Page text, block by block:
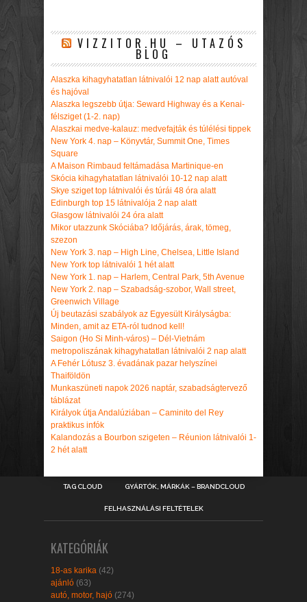
VIZZITOR.HU – UTAZÓS
BLOG
Alaszka kihagyhatatlan látnivalói 12 nap alatt autóval
és hajóval
Alaszka legszebb útja: Seward Highway és a Kenai-
félsziget (1-2. nap)
Alaszkai medve-kalauz: medvefajták és túlélési tippek
New York 4. nap – Könyvtár, Summit One, Times
Square
A Maison Rimbaud feltámadása Martinique-en
Skócia kihagyhatatlan látnivalói 10-12 nap alatt
Skye sziget top látnivalói és túrái 48 óra alatt
Edinburgh top 15 látnivalója 2 nap alatt
Glasgow látnivalói 24 óra alatt
Mikor utazzunk Skóciába? Időjárás, árak, tömeg,
szezon
New York 3. nap – High Line, Chelsea, Little Island
New York top látnivalói 1 hét alatt
New York 1. nap – Harlem, Central Park, 5th Avenue
New York 2. nap – Szabadság-szobor, Wall street,
Greenwich Village
Új beutazási szabályok az Egyesült Királyságba:
Minden, amit az ETA-ról tudnod kell!
Saigon (Ho Si Minh-város) – Dél-Vietnám
metropoliszának kihagyhatatlan látnivalói 2 nap alatt
A Fehér Lótusz 3. évadának pazar helyszínei
Thaiföldön
Munkaszüneti napok 2026 naptár, szabadságtervező
táblázat
Királyok útja Andalúziában – Caminito del Rey
praktikus infók
Kalandozás a Bourbon szigeten – Réunion látnivalói 1-
2 hét alatt
TAG CLOUD GYÁRTÓK, MÁRKÁK – BRANDCLOUD
FELHASZNÁLÁSI FELTÉTELEK
KATEGÓRIÁK
18-as karika (42)
ajánló (63)
autó, motor, hajó (274)